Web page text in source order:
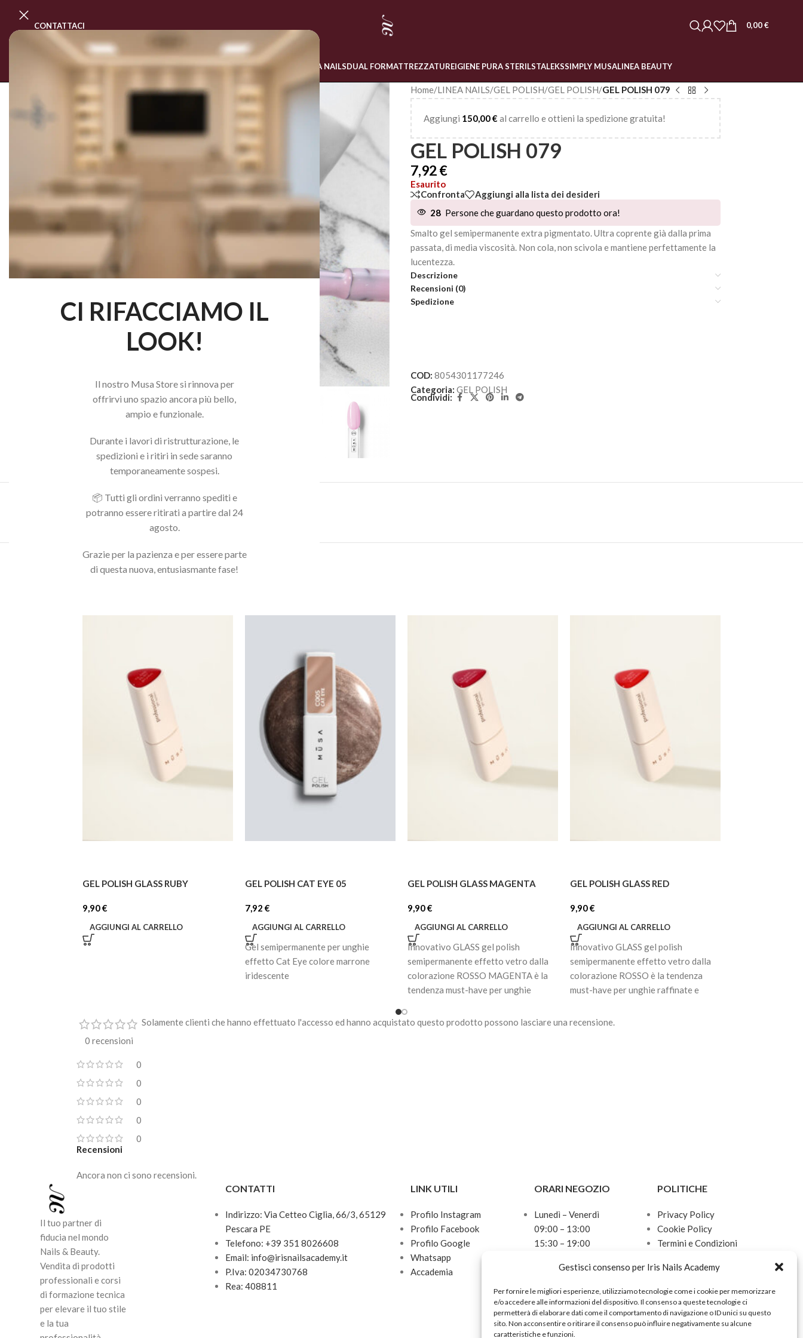
CI RIFACCIAMO IL
LOOK!
Il nostro Musa Store si rinnova per
offrirvi uno spazio ancora più bello,
ampio e funzionale.
Durante i lavori di ristrutturazione, le
spedizioni e i ritiri in sede saranno
temporaneamente sospesi.
📦 Tutti gli ordini verranno spediti e
potranno essere ritirati a partire dal 24
agosto.
Grazie per la pazienza e per essere parte
di questa nuova, entusiasmante fase!
Gestisci consenso per Iris Nails Academy
Per fornire le migliori esperienze, utilizziamo tecnologie come i cookie per memorizzare
e/o accedere alle informazioni del dispositivo. Il consenso a queste tecnologie ci
permetterà di elaborare dati come il comportamento di navigazione o ID unici su questo
sito. Non acconsentire o ritirare il consenso può influire negativamente su alcune
caratteristiche e funzioni.
CONTATTACI 0,00€
PROGRAMMA MASTER CLASSCORSI ONLINE LINEA NAILSDUAL FORMATTREZZATUREIGIENE PURA STERILSTALEKSSIMPLY MUSALINEA BEAUTY
Home/LINEA NAILS/GEL POLISH/GEL POLISH/GEL POLISH 079
Aggiungi 150,00€ al carrello e ottieni la spedizione gratuita!
GEL POLISH 079
7,92 €
Esaurito
Confronta
Aggiungi alla lista dei desideri
28 Persone che guardano questo prodotto ora!
Smalto gel semipermanente extra pigmentato. Ultra coprente già dalla prima
passata, di media viscosità. Non cola, non scivola e mantiene perfettamente la
lucentezza.
Descrizione
Recensioni (0)
Spedizione
COD: 8054301177246
Categoria: GEL POLISH
Condividi:
Acquista il pacchetto e risparmia
Potrebbero interessarti anche...
GEL POLISH GLASS RUBY
9,90€
AGGIUNGI AL CARRELLO
GEL POLISH CAT EYE 05
7,92 €
AGGIUNGI AL CARRELLO
Gel semipermanente per unghie
effetto Cat Eye colore marrone
iridescente
GEL POLISH GLASS MAGENTA
9,90€
AGGIUNGI AL CARRELLO
Innovativo GLASS gel polish
semipermanente effetto vetro dalla
colorazione ROSSO MAGENTA è la
tendenza must-have per unghie
GEL POLISH GLASS RED
9,90€
AGGIUNGI AL CARRELLO
Innovativo GLASS gel polish
semipermanente effetto vetro dalla
colorazione ROSSO è la tendenza
must-have per unghie raffinate e
0 recensioni
0
0
0
0
0
Recensioni
Ancora non ci sono recensioni.
Solamente clienti che hanno effettuato l'accesso ed hanno acquistato questo prodotto possono lasciare una recensione.
Il tuo partner di
fiducia nel mondo
Nails & Beauty.
Vendita di prodotti
professionali e corsi
di formazione tecnica
per elevare il tuo stile
e la tua
CONTATTI
Indirizzo: Via Cetteo Ciglia, 66/3, 65129
Pescara PE
Telefono: +39 351 8026608
Email: info@irisnailsacademy.it
P.Iva: 02034730768
Rea: 408811
LINK UTILI
Profilo Instagram
Profilo Facebook
Profilo Google
Whatsapp
Accademia
ORARI NEGOZIO
Lunedì – Venerdì
09:00 – 13:00
15:30 – 19:00
10:00 – 13:00
Domenica
Chiuso
POLITICHE
Privacy Policy
Cookie Policy
Termini e Condizioni